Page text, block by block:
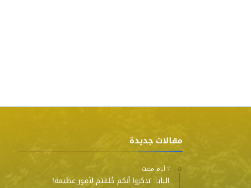
مقالات جديدة
البابا: تذكروا أنكم خُلقتم لأمور عظيمة!